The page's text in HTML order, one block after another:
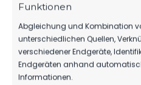
Funktionen
Abgleichung und Kombination
unterschiedlichen Quellen,
verschiedener Endgeräte,
Endgeräten anhand
Informationen.